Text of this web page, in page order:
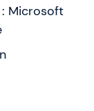
Microsoft